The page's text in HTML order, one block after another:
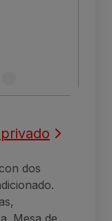
dos
Mesa de